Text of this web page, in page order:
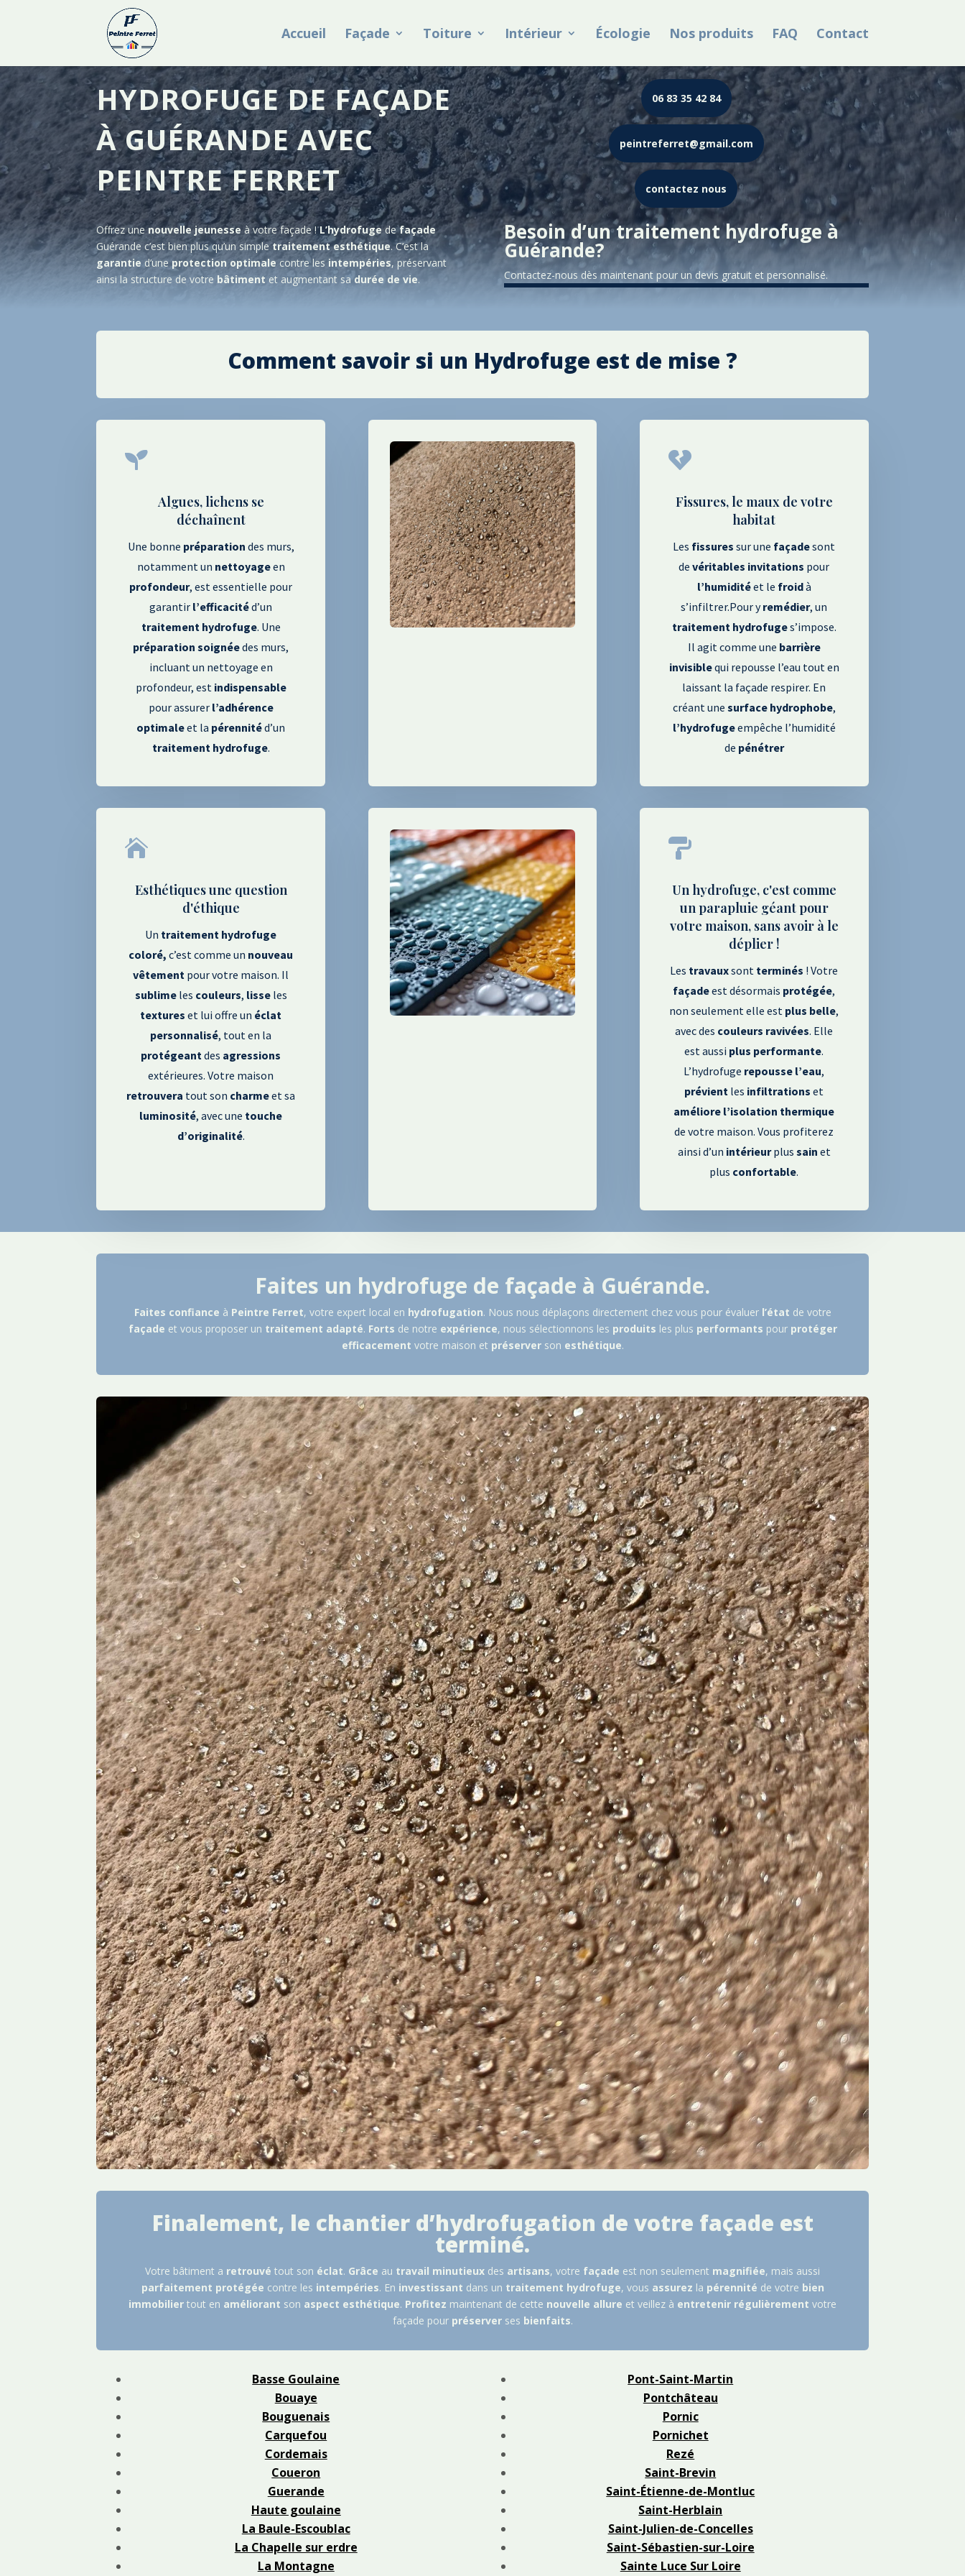
Accueil Façade Toiture Intérieur Écologie Nos produits FAQ Contact
HYDROFUGE DE FAÇADE
À GUÉRANDE AVEC
PEINTRE FERRET
Offrez unenouvelle jeunesseà votre façade !L’hydrofugedefaçade
Guérande c’est bien plus qu’un simpletraitement esthétique. C’est la
garantie d’une protection optimalecontre les intempéries, préservant
ainsi la structure de votre bâtiment et augmentant sa durée de vie.
06 83 35 42 84
peintreferret@gmail.com
contactez nous
Besoin d’un traitement hydrofuge à
Guérande?
Contactez-nous dès maintenant pour un devis gratuit et personnalisé.
Comment savoir si un Hydrofuge est de mise ?

Algues, lichens se
déchaînent
Une bonne préparation des murs,
notamment un nettoyageen
profondeur, est essentielle pour
garantir l’efficacitéd’un
traitement hydrofuge. Une
préparation soignéedes murs,
incluant un nettoyage en
profondeur, est indispensable
pour assurer l’adhérence
optimaleet la pérennitéd’un
traitement hydrofuge.

Fissures, le maux de votre
habitat
Les fissures sur une façadesont
devéritables invitations pour
l’humiditéet le froidà
s’infiltrer.Pour yremédier, un
traitement hydrofuges’impose.
Il agit comme une barrière
invisiblequi repousse l’eau tout en
laissant la façade respirer. En
créant une surface hydrophobe,
l’hydrofugeempêche l’humidité
de pénétrer

Esthétiques une question
d'éthique
Un traitement hydrofuge
coloré, c’est comme un nouveau
vêtement pour votre maison. Il
sublimeles couleurs, lisseles
textures et lui offre un éclat
personnalisé, tout en la
protégeant des agressions
extérieures. Votre maison
retrouvera tout son charmeet sa
luminosité, avec une touche
d’originalité.

Un hydrofuge, c'est comme
un parapluie géant pour
votre maison, sans avoir à le
déplier !
Les travauxsont terminés ! Votre
façadeest désormais protégée,
non seulement elle est plus belle,
avec des couleurs ravivées. Elle
est aussi plus performante.
L’hydrofuge repousse l’eau,
prévient les infiltrations et
améliore l’isolation thermique
de votre maison. Vous profiterez
ainsi d’un intérieurplus sain et
plus confortable.
Faites un hydrofuge de façade à Guérande.
Faites confiance à Peintre Ferret, votre expert local en hydrofugation. Nous nous déplaçons directement chez vous pour évaluer l’état de votre
façade et vous proposer un traitement adapté. Forts de notre expérience, nous sélectionnons les produits les plus performants pour protéger
efficacement votre maison et préserverson esthétique.
Finalement, le chantier d’hydrofugation de votre façade est
terminé.
Votre bâtiment a retrouvé tout son éclat. Grâce au travail minutieux des artisans, votre façade est non seulement magnifiée, mais aussi
parfaitement protégée contre les intempéries. En investissant dans un traitement hydrofuge, vous assurez la pérennité de votre bien
immobilier tout en améliorant son aspect esthétique. Profitez maintenant de cette nouvelle allure et veillez à entretenir régulièrement votre
façade pour préserverses bienfaits.
Basse Goulaine
Bouaye
Bouguenais
Carquefou
Cordemais
Coueron
Guerande
Haute goulaine
La Baule-Escoublac
La Chapelle sur erdre
La Montagne
Pont-Saint-Martin
Pontchâteau
Pornic
Pornichet
Rezé
Saint-Brevin
Saint-Étienne-de-Montluc
Saint-Herblain
Saint-Julien-de-Concelles
Saint-Sébastien-sur-Loire
Sainte Luce Sur Loire